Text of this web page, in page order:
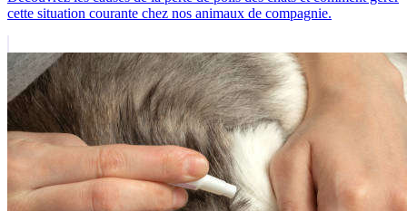
cette situation courante chez nos animaux de compagnie.